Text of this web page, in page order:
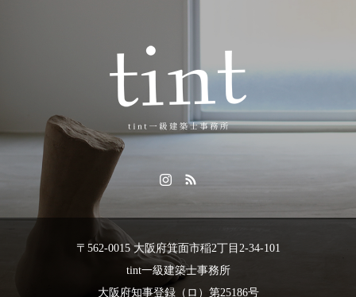
〒562-0015 大阪府箕面市稲2丁目2-34-101
tint一級建築士事務所
大阪府知事登録（ロ）第25186号